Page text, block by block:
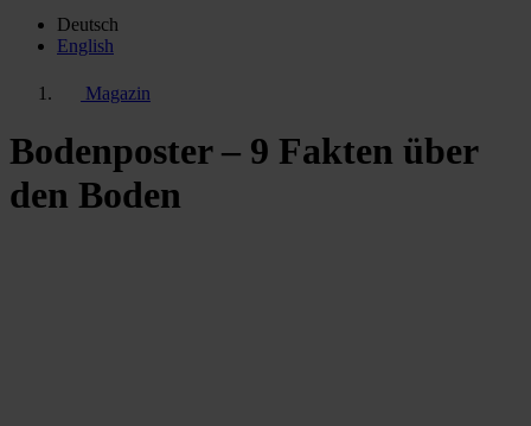
Deutsch
English
Magazin
Bodenposter – 9 Fakten über
den Boden